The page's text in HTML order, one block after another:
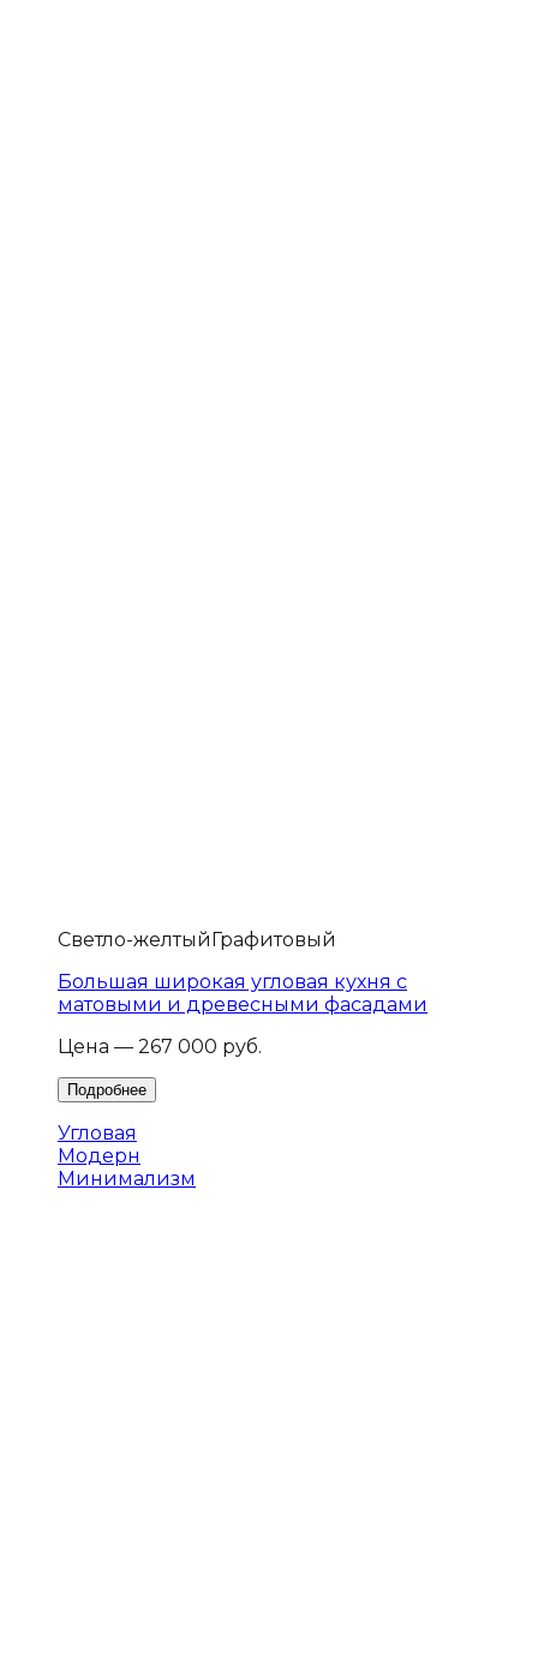
Светло-желтыйГрафитовый
Большая широкая угловая кухня с
матовыми и древесными фасадами
Цена — 267 000 руб.
Угловая
Модерн
Минимализм